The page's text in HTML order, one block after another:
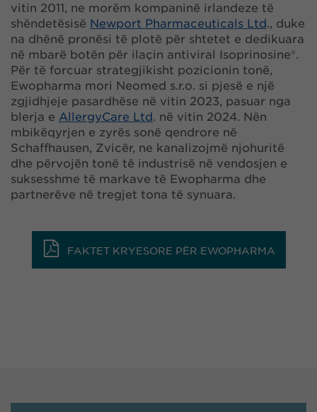
vitin 2011, ne morëm kompaninë irlandeze të
shëndetësisë Newport Pharmaceuticals Ltd., duke
na dhënë pronësi të plotë për shtetet e dedikuara
në mbarë botën për ilaçin antiviral Isoprinosine®.
Për të forcuar strategjikisht pozicionin tonë,
Ewopharma mori Neomed s.r.o. si pjesë e një
zgjidhjeje pasardhëse në vitin 2023, pasuar nga
blerja e AllergyCare Ltd. në vitin 2024. Nën
mbikëqyrjen e zyrës sonë qendrore në
Schaffhausen, Zvicër, ne kanalizojmë njohuritë
dhe përvojën tonë të industrisë në vendosjen e
suksesshme të markave të Ewopharma dhe
partnerëve në tregjet tona të synuara.
FAKTET KRYESORE PËR EWOPHARMA